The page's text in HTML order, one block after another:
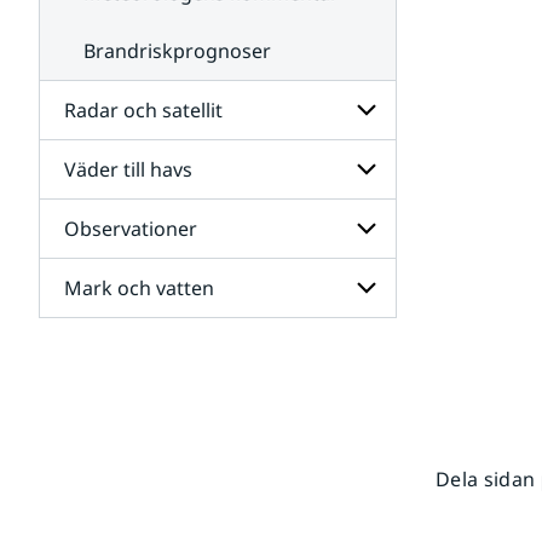
Brandriskprognoser
Radar och satellit
Undersidor
för
Radar
och
satellit
Väder till havs
Undersidor
för
Väder
till
havs
Observationer
Undersidor
för
Mark och vatten
Dela sidan